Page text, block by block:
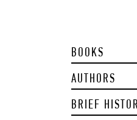
BOOKS
AUTHORS
BRIEF